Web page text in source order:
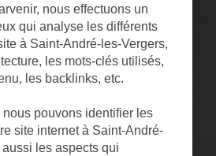
nous effectuons un
qui analyse les différents
à Saint-André-les-Vergers,
les mots-clés utilisés,
les backlinks, etc.
nous pouvons identifier les
site internet à Saint-André-
aussi les aspects qui